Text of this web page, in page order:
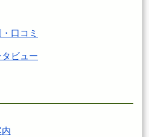
口コミ
ビュー